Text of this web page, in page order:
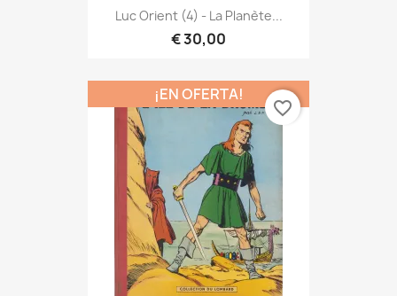
Luc Orient (4) - La Planète...
€ 30,00
¡EN OFERTA!
favorite_border